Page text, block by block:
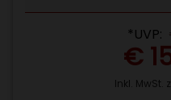
*UVP:
€
Inkl. MwSt.